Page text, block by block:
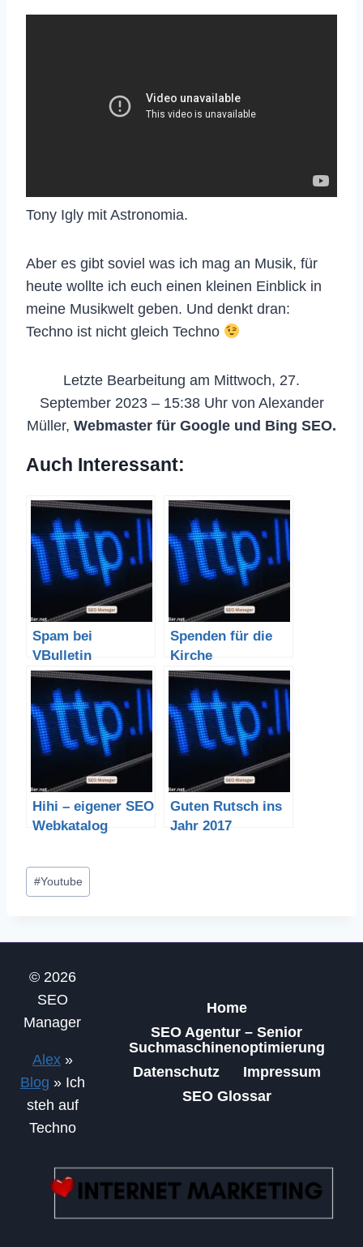
Tony Igly mit Astronomia.
Aber es gibt soviel was ich mag an Musik, für
heute wollte ich euch einen kleinen Einblick in
meine Musikwelt geben. Und denkt dran:
Techno ist nicht gleich Techno
Letzte Bearbeitung am Mittwoch, 27.
September 2023 – 15:38 Uhr von Alexander
Müller, Webmaster für Google und Bing SEO.
Auch Interessant:
Spam bei
VBulletin
eindämmen
Spenden für die
Kirche
Hihi – eigener SEO
Webkatalog
Guten Rutsch ins
Jahr 2017
Schlagworte:
#Youtube
© 2026
SEO
Manager
Alex»
Blog » Ich
steh auf
Techno
Home
SEO Agentur – Senior
Suchmaschinenoptimierung
Datenschutz
Impressum
SEO Glossar